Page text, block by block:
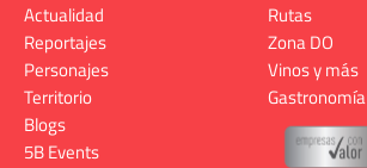
Actualidad
Reportajes
Personajes
Territorio
Rutas
Zona DO
Vinos y más
Gastronomía
Blogs
5B Events